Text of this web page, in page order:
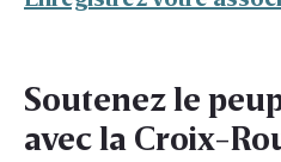
Soutenez le
avec la Croix-